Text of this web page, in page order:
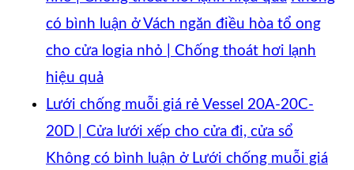
có bình luận ở Vách ngăn điều hòa tổ ong
cho cửa logia nhỏ | Chống thoát hơi lạnh
hiệu quả
Lưới chống muỗi giá rẻ Vessel 20A-20C-
20D | Cửa lưới xếp cho cửa đi, cửa sổ
Không có bình luận ở Lưới chống muỗi giá